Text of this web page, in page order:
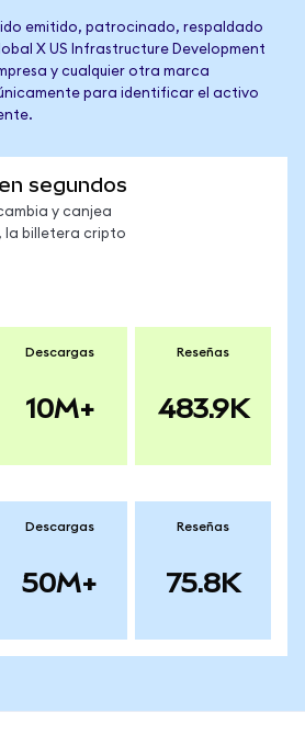
emitido, patrocinado, respaldado
X US Infrastructure Development
y cualquier otra marca
para identificar el activo
segundos
y canjea
la billetera cripto
Descargas
10M+
Reseñas
483.9K
Descargas
50M+
Reseñas
75.8K